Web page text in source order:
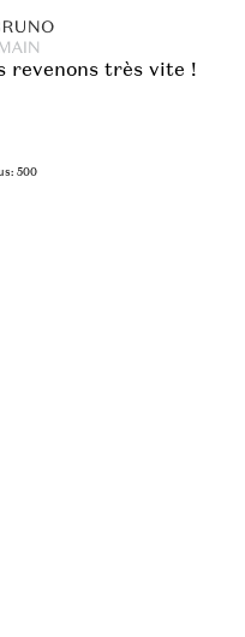
revenons très vite !
500